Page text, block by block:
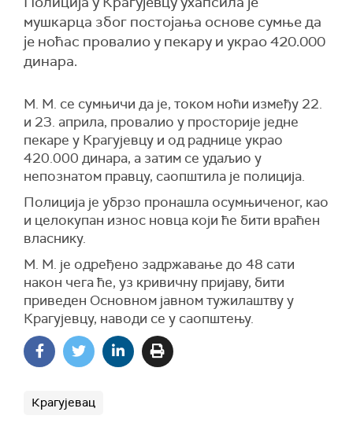
мушкарца због постојања основе сумње да
је ноћас провалио у пекару и украо 420.000
динара.
М. М. се сумњичи да је, током ноћи између 22.
и 23. априла, провалио у просторије једне
пекаре у Крагујевцу и од раднице украо
420.000 динара, а затим се удаљио у
непознатом правцу, саопштила је полиција.
Полиција је убрзо пронашла осумњиченог, као
и целокупaн износ новца који ће бити враћен
власнику.
М. М. је одређено задржавање до 48 сати
након чега ће, уз кривичну пријаву, бити
приведен Основном јавном тужилаштву у
Крагујевцу, наводи се у саопштењу.
Крагујевац